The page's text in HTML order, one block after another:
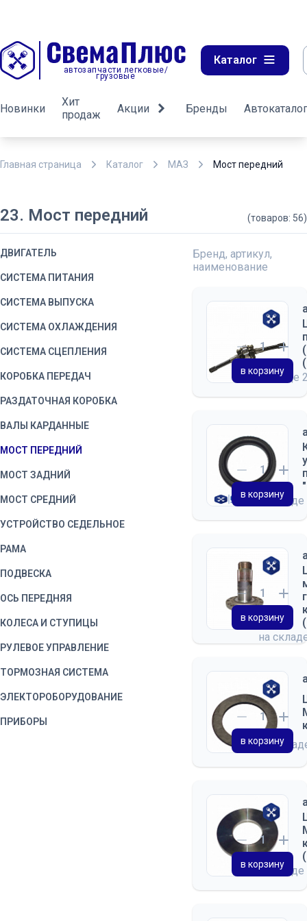
автозапчасти легковые/
грузовые
Каталог
Новинки
Хит
продаж
Акции Бренды Автокаталог
Главная страница Каталог МАЗ Мост передний
23. Мост передний (товаров: 56)
ДВИГАТЕЛЬ
СИСТЕМА ПИТАНИЯ
СИСТЕМА ВЫПУСКА
СИСТЕМА ОХЛАЖДЕНИЯ
СИСТЕМА СЦЕПЛЕНИЯ
КОРОБКА ПЕРЕДАЧ
РАЗДАТОЧНАЯ КОРОБКА
ВАЛЫ КАРДАННЫЕ
МОСТ ПЕРЕДНИЙ
МОСТ ЗАДНИЙ
МОСТ СРЕДНИЙ
УСТРОЙСТВО СЕДЕЛЬНОЕ
РАМА
ПОДВЕСКА
ОСЬ ПЕРЕДНЯЯ
КОЛЕСА И СТУПИЦЫ
РУЛЕВОЕ УПРАВЛЕНИЕ
ТОРМОЗНАЯ СИСТЕМА
ЭЛЕКТОРОБОРУДОВАНИЕ
ПРИБОРЫ
Бренд, артикул,
наименование
на складе
в корзину
на складе
в корзину
на
в корзину
на
в корзину
на складе
в корзину